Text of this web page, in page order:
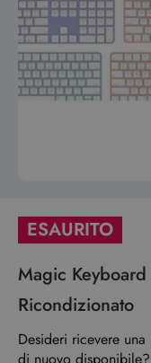
ESAURITO
Magic
Ricondizionato
Desideri ricevere